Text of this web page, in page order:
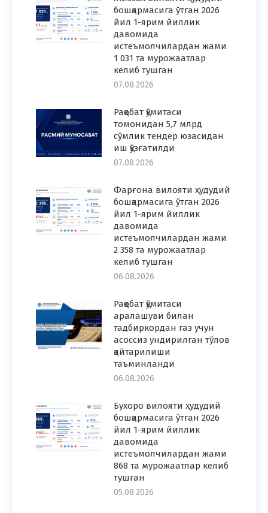
бошқармасига ўтган 2026
йил 1-ярим йиллик
давомида
истеъмолчилардан жами
1 031 та мурожаатлар
келиб тушган
07.08.2026
Рақобат қўмитаси
томонидан 5,7 млрд
сўмлик тендер юзасидан
иш қўзғатилди
07.08.2026
Фарғона вилояти ҳудудий
бошқармасига ўтган 2026
йил 1-ярим йиллик
давомида
истеъмолчилардан жами
2 358 та мурожаатлар
келиб тушган
06.08.2026
Рақобат қўмитаси
аралашуви билан
тадбиркордан газ учун
асоссиз ундирилган тўлов
қайтарилиши
таъминланди
06.08.2026
Бухоро вилояти ҳудудий
бошқармасига ўтган 2026
йил 1-ярим йиллик
давомида
истеъмолчилардан жами
868 та мурожаатлар келиб
тушган
05.08.2026